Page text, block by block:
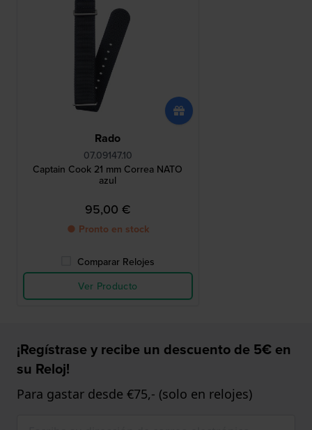
Rado
07.09147.10
Captain Cook 21 mm Correa NATO
azul
95,00 €
● Pronto en stock
Comparar Relojes
Ver Producto
¡Regístrase y recibe un descuento de 5€ en
su Reloj!
Para gastar desde €75,- (solo en relojes)